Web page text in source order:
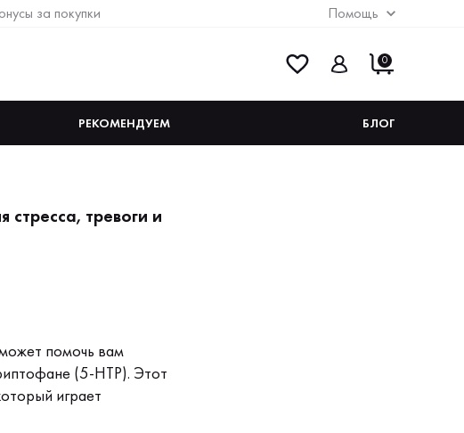
за покупки Помощь
0
РЕКОМЕНДУЕМ БЛОГ
тревоги и
помочь вам
(5-HTP). Этот
играет